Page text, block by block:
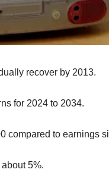
recover by 2013.
for 2024 to 2034.
compared to earnings
5%.